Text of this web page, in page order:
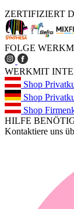
ZERTIFIZIERT
FOLGE
WERKMIT
Shop
Shop
Shop
HILFE
Kontaktiere uns